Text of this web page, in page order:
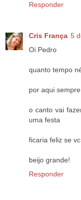
Responder
Cris França 5
Oi Pedro
quanto tempo
por aqui
o canto vai
uma festa
ficaria feliz se
beijo grande!
Responder